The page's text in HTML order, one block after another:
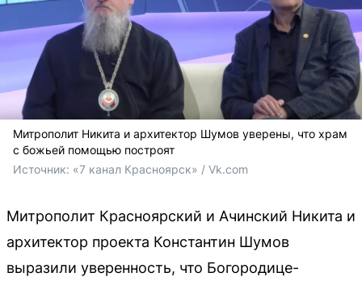
Митрополит Никита и архитектор Шумов уверены, что храм
с божьей помощью построят
Источник: «7 канал Красноярск» / Vk.com
Митрополит Красноярский и Ачинский Никита и
архитектор проекта Константин Шумов
выразили уверенность, что Богородице-